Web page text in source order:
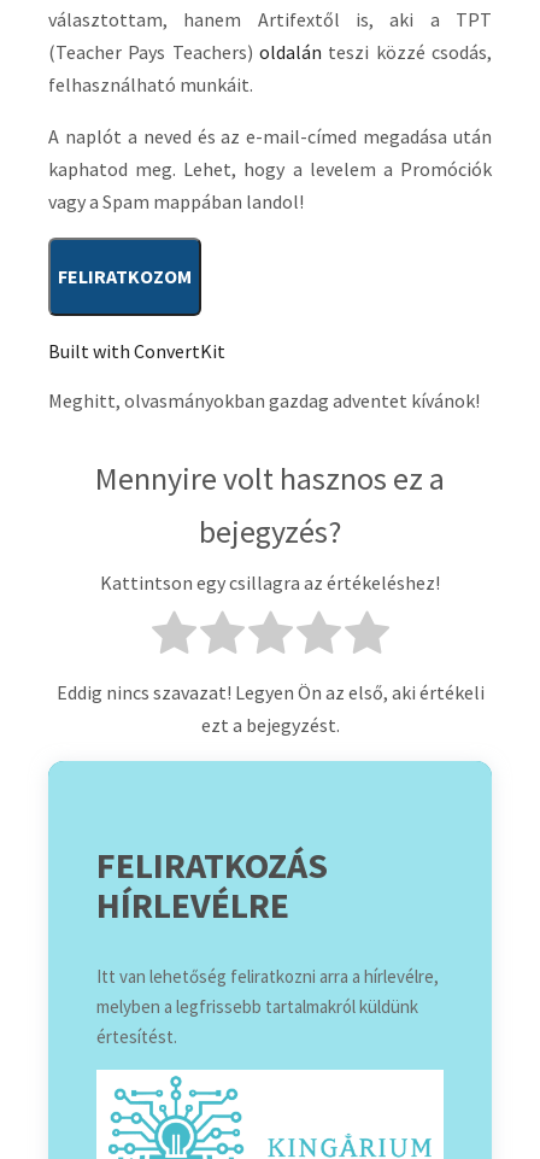
választottam, hanem Artifextől is, aki a TPT
(Teacher Pays Teachers) oldalán teszi közzé csodás,
felhasználható munkáit.
A naplót a neved és az e-mail-címed megadása után
kaphatod meg. Lehet, hogy a levelem a Promóciók
vagy a Spam mappában landol!
FELIRATKOZOM
Built with ConvertKit
Meghitt, olvasmányokban gazdag adventet kívánok!
Mennyire volt hasznos ez a
bejegyzés?
Kattintson egy csillagra az értékeléshez!
Eddig nincs szavazat! Legyen Ön az első, aki értékeli
ezt a bejegyzést.
FELIRATKOZÁS
HÍRLEVÉLRE
Itt van lehetőség feliratkozni arra a hírlevélre,
melyben a legfrissebb tartalmakról küldünk
értesítést.